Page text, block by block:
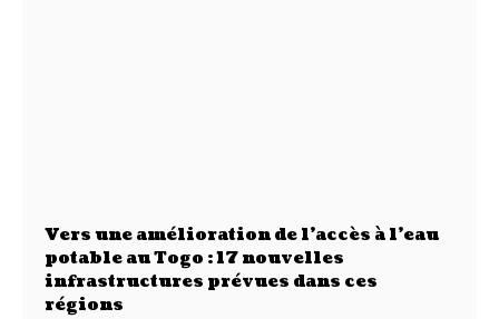
Vers une amélioration de l’accès à l’eau
potable au Togo : 17 nouvelles
infrastructures prévues dans ces
régions